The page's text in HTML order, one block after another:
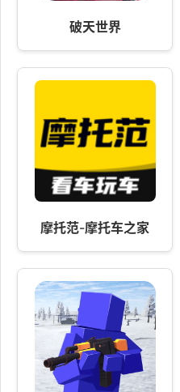
破天世界
摩托范-摩托车之家